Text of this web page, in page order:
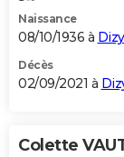
Naissance
08/10/1936 à Dizy
Décès
02/09/2021 à
Colette